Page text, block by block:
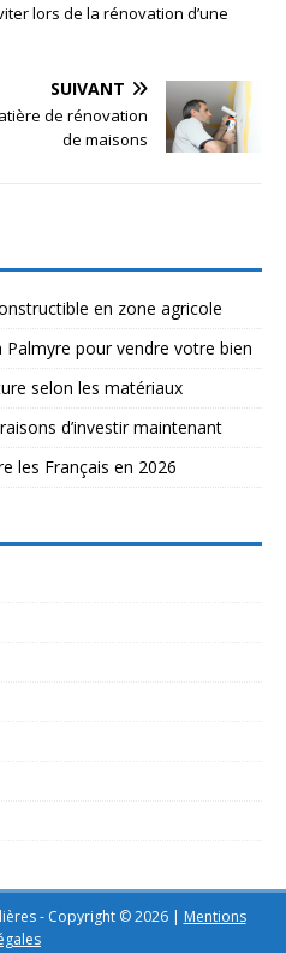
lors de la rénovation d’une
SUIVANT
de rénovation
de maisons
en zone agricole
pour vendre votre bien
selon les matériaux
d’investir maintenant
les Français en 2026
- Copyright © 2026 | Mentions